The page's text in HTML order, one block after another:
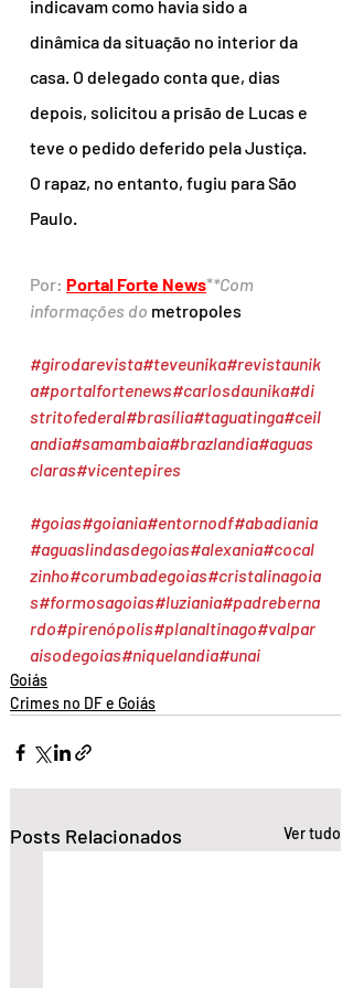
indicavam como havia sido a
dinâmica da situação no interior da
casa. O delegado conta que, dias
depois, solicitou a prisão de Lucas e
teve o pedido deferido pela Justiça.
O rapaz, no entanto, fugiu para São
Paulo.
Por: Portal Forte News**Com
informações do metropoles
#girodarevista#teveunika#revistaunik
a#portalfortenews#carlosdaunika#di
stritofederal#brasília#taguatinga#ceil
andia#samambaia#brazlandia#aguas
claras#vicentepires
#goias#goiania#entornodf#abadiania
#aguaslindasdegoias#alexania#cocal
zinho#corumbadegoias#cristalinagoia
s#formosagoias#luziania#padreberna
rdo#pirenópolis#planaltinago#valpar
aisodegoias#niquelandia#unai
Goiás
Crimes no DF e Goiás
Posts Relacionados Ver tudo